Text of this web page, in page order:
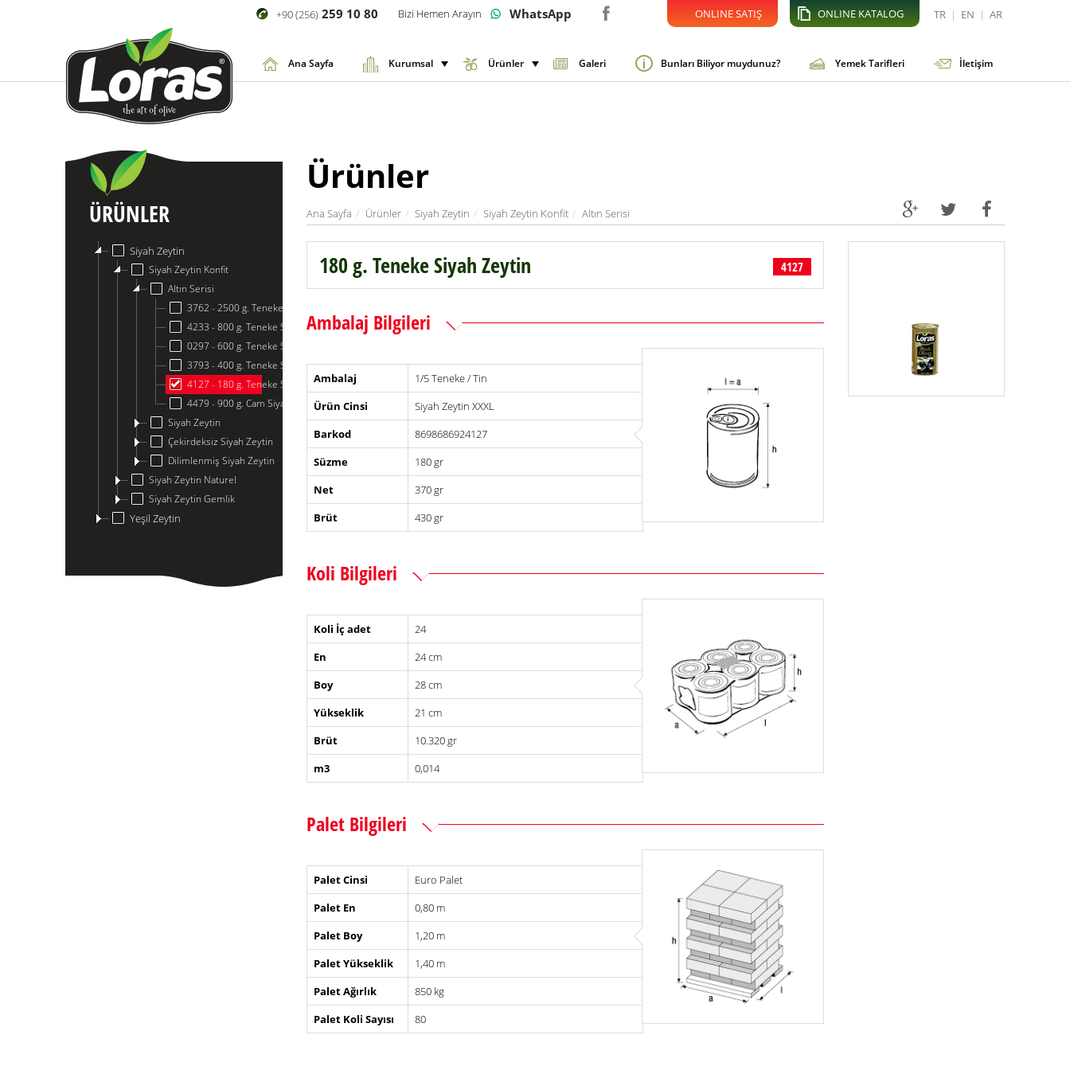
TR | EN | AR
ONLINE KATALOG
ONLINE SATIŞ
+90 (256) 259 10 80 Bizi Hemen Arayın WhatsApp
Ana Sayfa Kurumsal Ürünler Galeri Bunları Biliyor muydunuz? Yemek Tarifleri İletişim
ÜRÜNLER
Siyah Zeytin
Siyah Zeytin Konfit
Altın Serisi
3762 - 2500 g. Teneke Siyah Zeytin
4233 - 800 g. Teneke Siyah Zeytin
0297 - 600 g. Teneke Siyah Zeytin
3793 - 400 g. Teneke Siyah Zeytin
4127 - 180 g. Teneke Siyah Zeytin
4479 - 900 g. Cam Siyah Zeytin
Siyah Zeytin
Çekirdeksiz Siyah Zeytin
Dilimlenmiş Siyah Zeytin
Siyah Zeytin Naturel
Siyah Zeytin Gemlik
Yeşil Zeytin
Ürünler
Ana Sayfa Ürünler Siyah Zeytin Siyah Zeytin Konfit Altın Serisi
180 g. Teneke Siyah Zeytin 4127
Ambalaj Bilgileri
Ambalaj
1/5 Teneke / Tin
Ürün Cinsi
Siyah Zeytin XXXL
Barkod
8698686924127
Süzme
180 gr
Net
370 gr
Brüt
430 gr
Koli Bilgileri
Koli İç adet
24
En
24 cm
Boy
28 cm
Yükseklik
21 cm
Brüt
10.320 gr
m3
0,014
Palet Bilgileri
Palet Cinsi
Euro Palet
Palet En
0,80 m
Palet Boy
1,20 m
Palet Yükseklik
1,40 m
Palet Ağırlık
850 kg
Palet Koli Sayısı
80